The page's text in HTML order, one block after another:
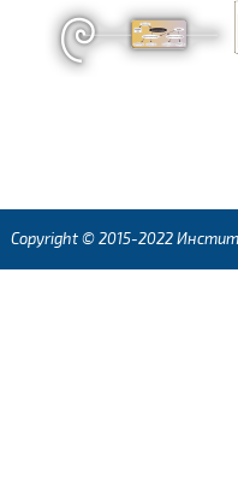
Copyright © 2015-2022